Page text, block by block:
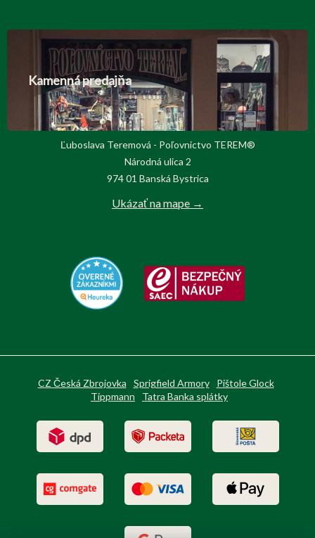
Kamenná predajňa
Ľuboslava Teremová - Poľovnictvo TEREM®
Národná ulica 2
974 01 Banská Bystrica
Ukázať na mape →
CZ Česká Zbrojovka Sprigfield Armory
Pištole Glock
Tippmann
Tatra Banka splátky